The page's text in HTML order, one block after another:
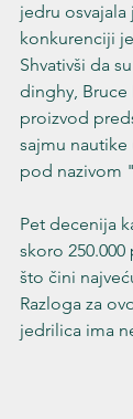
jedru
konkurenciji
Shvativši da
dinghy, Bruce
proizvod
sajmu nautike
pod nazivom
Pet decenija
skoro
što čini
Razloga za
jedrilica ima